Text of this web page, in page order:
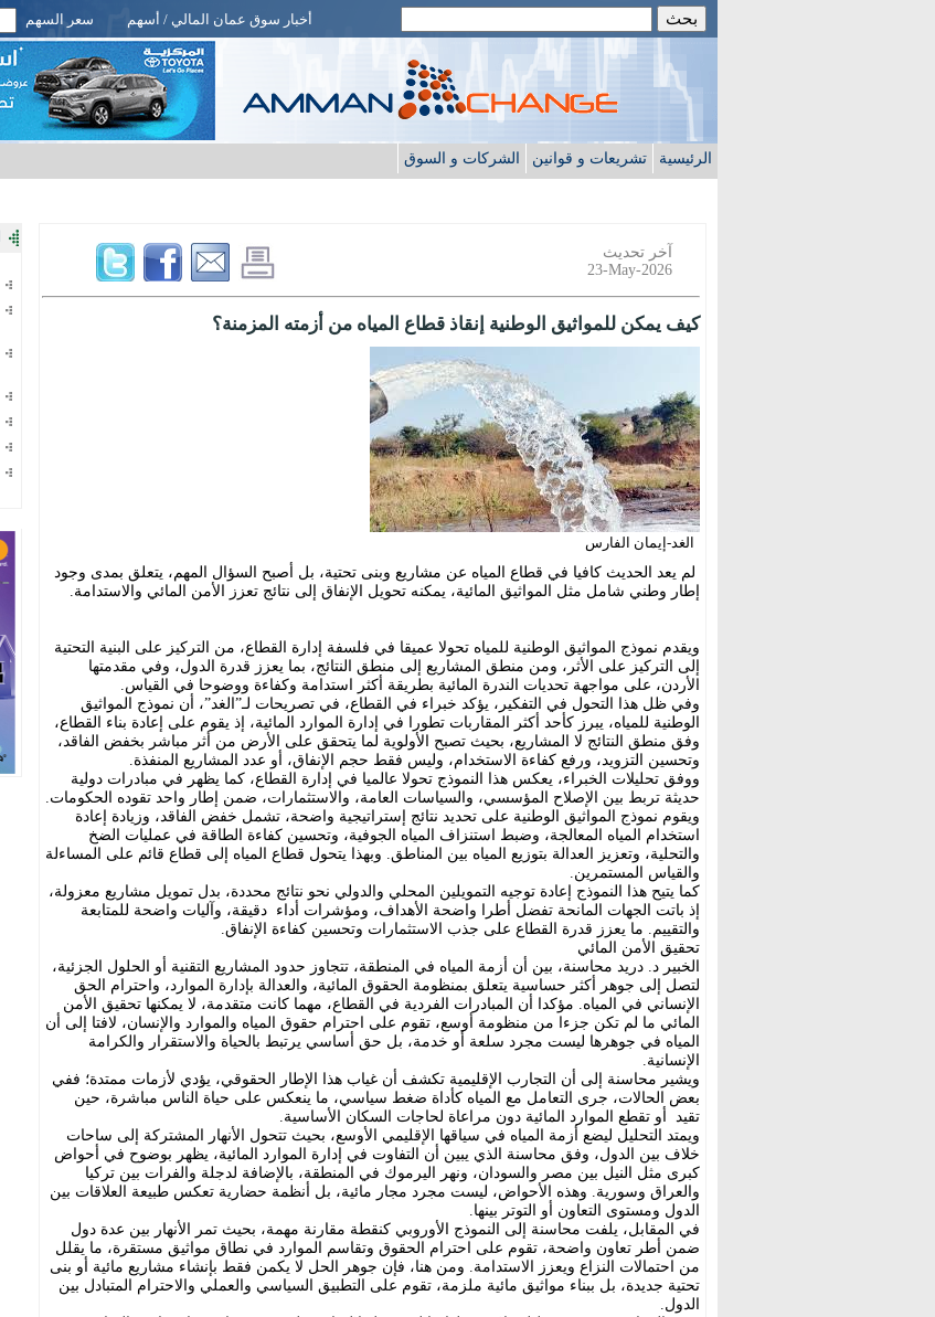
أخبار سوق عمان المالي / أسهم سعر السهم
الرئيسية تشريعات و قوانين الشركات و السوق
آخر تحديث
23-May-2026
كيف يمكن للمواثيق الوطنية إنقاذ قطاع المياه من أزمته المزمنة؟
الغد-إيمان الفارس
لم يعد الحديث كافيا في قطاع المياه عن مشاريع وبنى تحتية، بل أصبح السؤال المهم، يتعلق بمدى وجود
إطار وطني شامل مثل المواثيق المائية، يمكنه تحويل الإنفاق إلى نتائج تعزز الأمن المائي والاستدامة.
ويقدم نموذج المواثيق الوطنية للمياه تحولا عميقا في فلسفة إدارة القطاع، من التركيز على البنية التحتية
إلى التركيز على الأثر، ومن منطق المشاريع إلى منطق النتائج، بما يعزز قدرة الدول، وفي مقدمتها
الأردن، على مواجهة تحديات الندرة المائية بطريقة أكثر استدامة وكفاءة ووضوحا في القياس.
وفي ظل هذا التحول في التفكير، يؤكد خبراء في القطاع، في تصريحات لـ”الغد”، أن نموذج المواثيق
الوطنية للمياه، يبرز كأحد أكثر المقاربات تطورا في إدارة الموارد المائية، إذ يقوم على إعادة بناء القطاع،
وفق منطق النتائج لا المشاريع، بحيث تصبح الأولوية لما يتحقق على الأرض من أثر مباشر بخفض الفاقد،
وتحسين التزويد، ورفع كفاءة الاستخدام، وليس فقط حجم الإنفاق، أو عدد المشاريع المنفذة.
ووفق تحليلات الخبراء، يعكس هذا النموذج تحولا عالميا في إدارة القطاع، كما يظهر في مبادرات دولية
حديثة تربط بين الإصلاح المؤسسي، والسياسات العامة، والاستثمارات، ضمن إطار واحد تقوده الحكومات.
ويقوم نموذج المواثيق الوطنية على تحديد نتائج إستراتيجية واضحة، تشمل خفض الفاقد، وزيادة إعادة
استخدام المياه المعالجة، وضبط استنزاف المياه الجوفية، وتحسين كفاءة الطاقة في عمليات الضخ
والتحلية، وتعزيز العدالة بتوزيع المياه بين المناطق. وبهذا يتحول قطاع المياه إلى قطاع قائم على المساءلة
والقياس المستمرين.
كما يتيح هذا النموذج إعادة توجيه التمويلين المحلي والدولي نحو نتائج محددة، بدل تمويل مشاريع معزولة،
إذ باتت الجهات المانحة تفضل أطرا واضحة الأهداف، ومؤشرات أداء دقيقة، وآليات واضحة للمتابعة
والتقييم. ما يعزز قدرة القطاع على جذب الاستثمارات وتحسين كفاءة الإنفاق.
تحقيق الأمن المائي
الخبير د. دريد محاسنة، بين أن أزمة المياه في المنطقة، تتجاوز حدود المشاريع التقنية أو الحلول الجزئية،
لتصل إلى جوهر أكثر حساسية يتعلق بمنظومة الحقوق المائية، والعدالة بإدارة الموارد، واحترام الحق
الإنساني في المياه. مؤكدا أن المبادرات الفردية في القطاع، مهما كانت متقدمة، لا يمكنها تحقيق الأمن
المائي ما لم تكن جزءا من منظومة أوسع، تقوم على احترام حقوق المياه والموارد والإنسان، لافتا إلى أن
المياه في جوهرها ليست مجرد سلعة أو خدمة، بل حق أساسي يرتبط بالحياة والاستقرار والكرامة
الإنسانية.
ويشير محاسنة إلى أن التجارب الإقليمية تكشف أن غياب هذا الإطار الحقوقي، يؤدي لأزمات ممتدة؛ ففي
بعض الحالات، جرى التعامل مع المياه كأداة ضغط سياسي، ما ينعكس على حياة الناس مباشرة، حين
تقيد أو تقطع الموارد المائية دون مراعاة لحاجات السكان الأساسية.
ويمتد التحليل ليضع أزمة المياه في سياقها الإقليمي الأوسع، بحيث تتحول الأنهار المشتركة إلى ساحات
خلاف بين الدول، وفق محاسنة الذي يبين أن التفاوت في إدارة الموارد المائية، يظهر بوضوح في أحواض
كبرى مثل النيل بين مصر والسودان، ونهر اليرموك في المنطقة، بالإضافة لدجلة والفرات بين تركيا
والعراق وسورية. وهذه الأحواض، ليست مجرد مجار مائية، بل أنظمة حضارية تعكس طبيعة العلاقات بين
الدول ومستوى التعاون أو التوتر بينها.
في المقابل، يلفت محاسنة إلى النموذج الأوروبي كنقطة مقارنة مهمة، بحيث تمر الأنهار بين عدة دول
ضمن أطر تعاون واضحة، تقوم على احترام الحقوق وتقاسم الموارد في نطاق مواثيق مستقرة، ما يقلل
من احتمالات النزاع ويعزز الاستدامة. ومن هنا، فإن جوهر الحل لا يكمن فقط بإنشاء مشاريع مائية أو بنى
تحتية جديدة، بل ببناء مواثيق مائية ملزمة، تقوم على التطبيق السياسي والعملي والاحترام المتبادل بين
الدول.